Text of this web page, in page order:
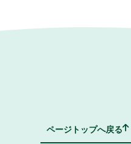
ページトップへ戻る